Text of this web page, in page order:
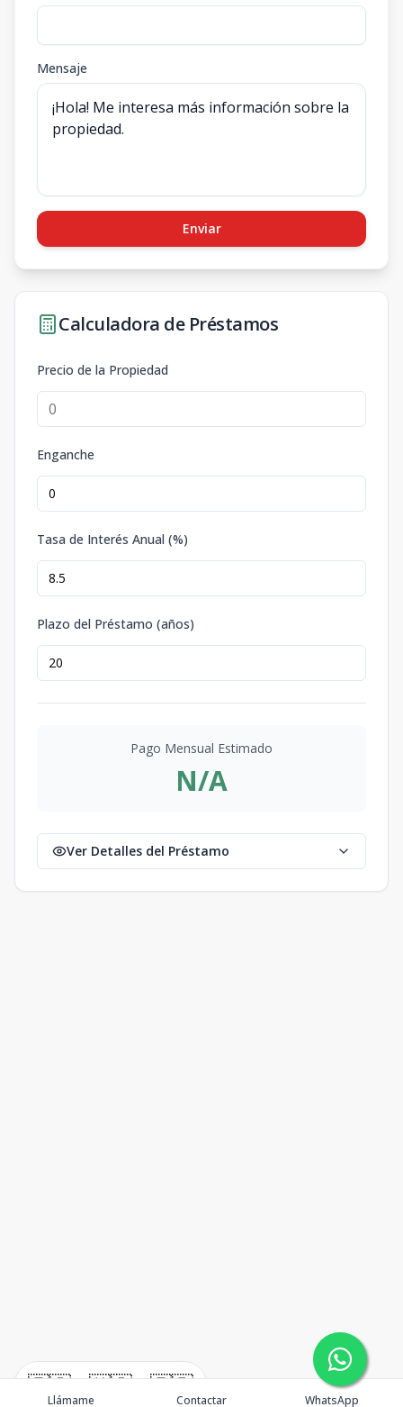
🇪🇸 🇺🇸 🇫🇷
Mensaje
Enviar
Calculadora de Préstamos
Precio de la Propiedad
Enganche
Tasa de Interés Anual (%)
Plazo del Préstamo (años)
Pago Mensual Estimado
N/A
Ver Detalles del Préstamo
Llámame Contactar WhatsApp